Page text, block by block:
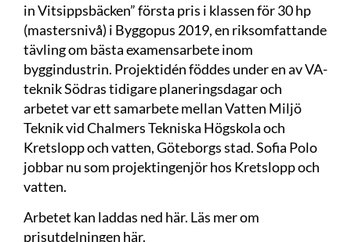
in Vitsippsbäcken” första pris i klassen för 30 hp
(mastersnivå) i Byggopus 2019,en riksomfattande
tävling om bästa examensarbeteinom
byggindustrin. Projektidén föddes under en av VA-
teknik Södras tidigare planeringsdagar och
arbetet var ett samarbete mellan Vatten Miljö
Teknik vid Chalmers Tekniska Högskola och
Kretslopp och vatten, Göteborgs stad. Sofia Polo
jobbar nu som projektingenjör hos Kretslopp och
vatten.
Arbetet kan laddas ned här. Läs mer om
prisutdelningen här.